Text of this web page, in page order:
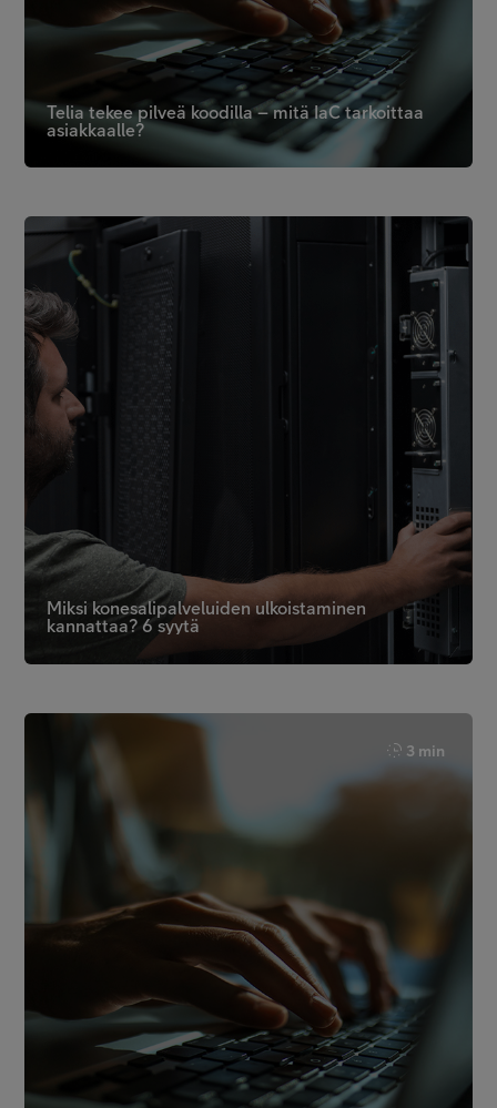
Telia tekee pilveä koodilla – mitä IaC tarkoittaa
asiakkaalle?
Miksi konesalipalveluiden ulkoistaminen
kannattaa? 6 syytä
3 min